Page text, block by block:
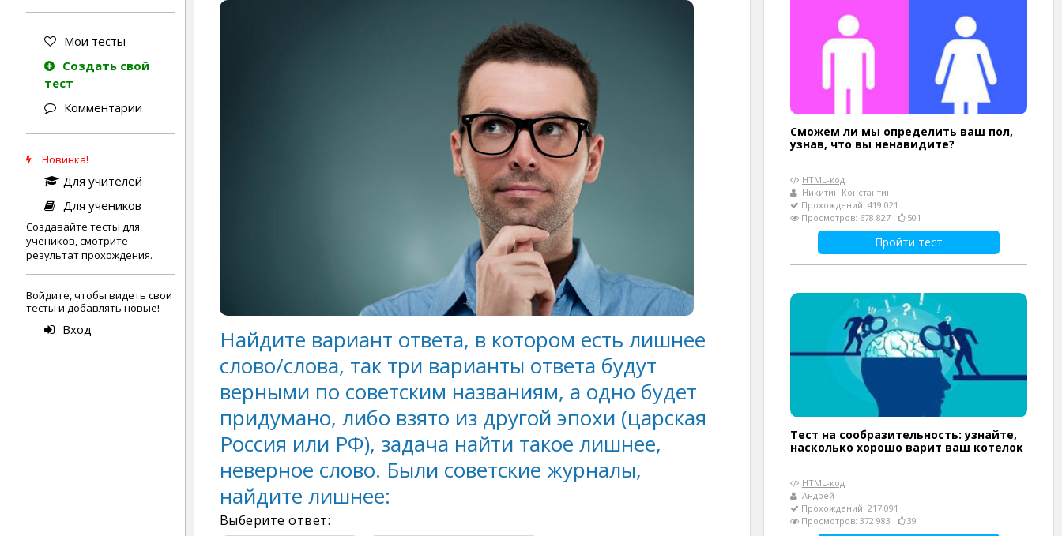
Мои тесты
Создать свой
тест
Комментарии
Новинка!
Для учителей
Для учеников
Создавайте тесты для
учеников, смотрите
результат прохождения.
Войдите, чтобы видеть свои
тесты и добавлять новые!
Вход
Найдите вариант ответа, в котором есть лишнее
слово/слова, так три варианты ответа будут
верными по советским названиям, а одно будет
придумано, либо взято из другой эпохи (царская
Россия или РФ), задача найти такое лишнее,
неверное слово. Были советские журналы,
найдите лишнее:
Выберите ответ:
Сможем ли мы определить ваш пол,
узнав, что вы ненавидите?
HTML-код
Никитин Константин
Прохождений: 419 021
Просмотров: 678 827
501
Пройти тест
Тест на сообразительность: узнайте,
насколько хорошо варит ваш котелок
HTML-код
Андрей
Прохождений: 217 091
Просмотров: 372 983
39